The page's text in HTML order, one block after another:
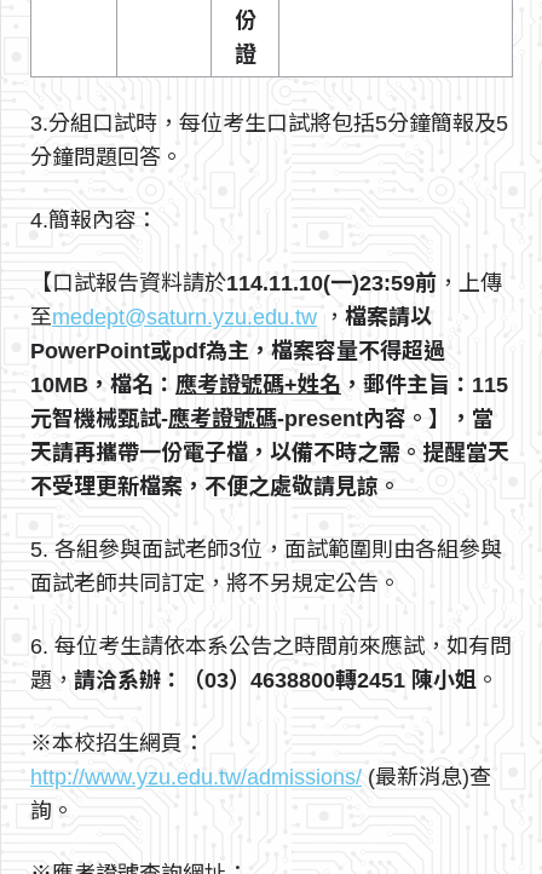
份
證
3.分組口試時，每位考生口試將包括5分鐘簡報及5
分鐘問題回答。
4.簡報內容：
【口試報告資料請於114.11.10(一)23:59前 ，上傳
至medept@saturn.yzu.edu.tw ， 檔案請以
PowerPoint或pdf為主，檔案容量不得超過
10MB，檔名： 應考證號碼+姓名 ，郵件主旨：115
元智機械甄試-應考證號碼-present內容。】，當
天請再攜帶一份電子檔，以備不時之需。提醒當天
不受理更新檔案，不便之處敬請見諒。
5. 各組參與面試老師3位，面試範圍則由各組參與
面試老師共同訂定，將不另規定公告。
6. 每位考生請依本系公告之時間前來應試，如有問
題， 請洽系辦：（03）4638800轉2451 陳小姐 。
※本校招生網頁：
http://www.yzu.edu.tw/admissions/ (最新消息)查
詢。